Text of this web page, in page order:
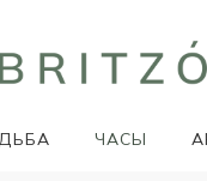
ЧАСЫ